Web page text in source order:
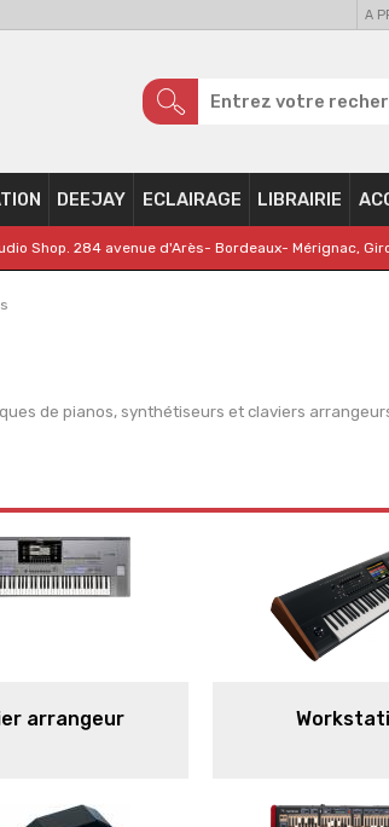
A
DEEJAY ECLAIRAGE LIBRAIRIE
Shop. 284 avenue d'Arès- Bordeaux- Mérignac,
de pianos, synthétiseurs et claviers
arrangeur